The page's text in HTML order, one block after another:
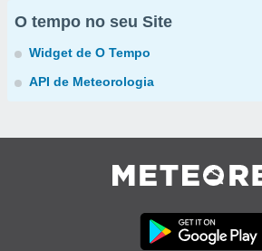
O tempo no seu Site
Widget de O Tempo
API de Meteorologia